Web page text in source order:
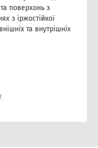
поверхонь з
з іржостійкої
та внутрішніх